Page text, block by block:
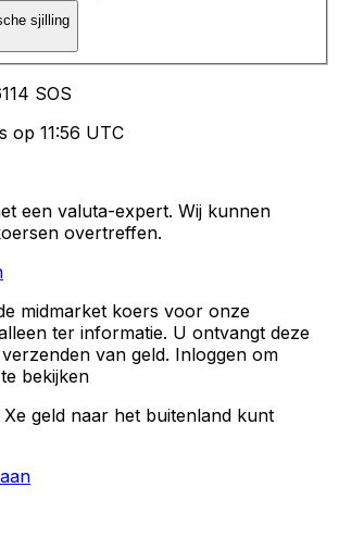
sjilling
SOS
op 11:56 UTC
een valuta-expert. Wij kunnen
overtreffen.
midmarket koers voor onze
ter informatie. U ontvangt deze
van geld. Inloggen om
bekijken
Xe geld naar het buitenland kunt